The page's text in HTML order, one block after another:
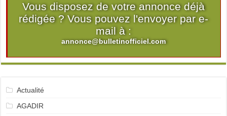
Vous disposez de votre annonce déjà
rédigée ? Vous pouvez l'envoyer par e-
mail à :
annonce@bulletinofficiel.com
Actualité
AGADIR